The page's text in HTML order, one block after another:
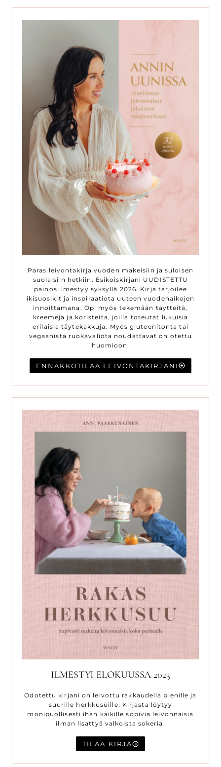
ja
etsi
Paras leivontakirja vuoden makeisiin ja suloisen
suolaisiin hetkiin. Esikoiskirjani UUDISTETTU
painos ilmestyy syksyllä 2026. Kirja tarjoilee
ikisuosikit ja inspiraatiota uuteen vuodenaikojen
innoittamana. Opi myös tekemään täytteitä,
kreemejä ja koristeita, joilla toteutat lukuisia
erilaisia täytekakkuja. Myös gluteenitonta tai
vegaanista ruokavaliota noudattavat on otettu
huomioon.
ENNAKKOTILAA LEIVONTAKIRJANI
ILMESTYI ELOKUUSSA 2023
Odotettu kirjani on leivottu rakkaudella pienille ja
suurille herkkusuille. Kirjasta löytyy
monipuollisesti ihan kaikille sopivia leivonnaisia
ilman lisättyä valkoista sokeria.
TILAA KIRJA